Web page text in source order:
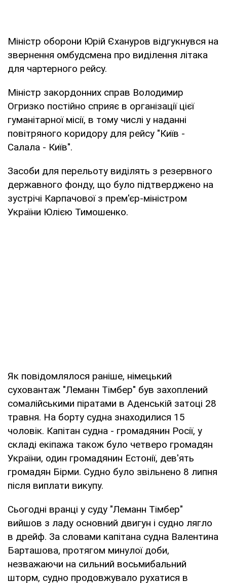
Міністр оборони Юрій Єхануров відгукнувся на
звернення омбудсмена про виділення літака
для чартерного рейсу.
Міністр закордонних справ Володимир
Огризко постійно сприяє в організації цієї
гуманітарної місії, в тому числі у наданні
повітряного коридору для рейсу "Київ -
Салала - Київ".
Засоби для перельоту виділять з резервного
державного фонду, що було підтверджено на
зустрічі Карпачової з прем'єр-міністром
України Юлією Тимошенко.
Як повідомлялося раніше, німецький
суховантаж "Леманн Тімбер" був захоплений
сомалійськими піратами в Аденській затоці 28
травня. На борту судна знаходилися 15
чоловік. Капітан судна - громадянин Росії, у
складі екіпажа також було четверо громадян
України, один громадянин Естонії, дев'ять
громадян Бірми. Судно було звільнено 8 липня
після виплати викупу.
Сьогодні вранці у суду "Леманн Тімбер"
вийшов з ладу основний двигун і судно лягло
в дрейф. За словами капітана судна Валентина
Барташова, протягом минулої доби,
незважаючи на сильний восьмибальний
шторм, судно продовжувало рухатися в